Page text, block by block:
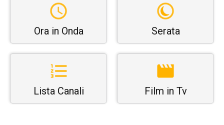
Ora in Onda Serata
Lista Canali Film in Tv